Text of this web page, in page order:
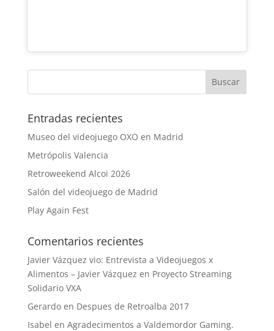
Entradas recientes
Museo del videojuego OXO en Madrid
Metrópolis Valencia
Retroweekend Alcoi 2026
Salón del videojuego de Madrid
Play Again Fest
Comentarios recientes
Javier Vázquez vio: Entrevista a Videojuegos x
Alimentos – Javier Vázquez en Proyecto Streaming
Solidario VXA
Gerardoen Despues de Retroalba 2017
Isabel en Agradecimentos a Valdemordor Gaming.